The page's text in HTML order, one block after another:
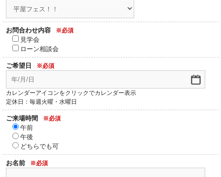
お問合わせ内容 ※必須
見学会
ローン相談会
ご希望日 ※必須
カレンダーアイコンをクリックでカレンダー表示
定休日：毎週火曜・水曜日
ご来場時間 ※必須
午前
午後
どちらでも可
お名前 ※必須